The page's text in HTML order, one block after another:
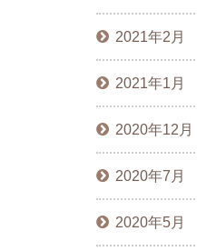
2021年2月
2021年1月
2020年12月
2020年7月
2020年5月